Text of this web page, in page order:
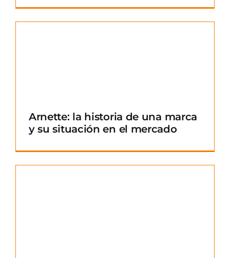
Arnette: la historia de una marca
y su situación en el mercado